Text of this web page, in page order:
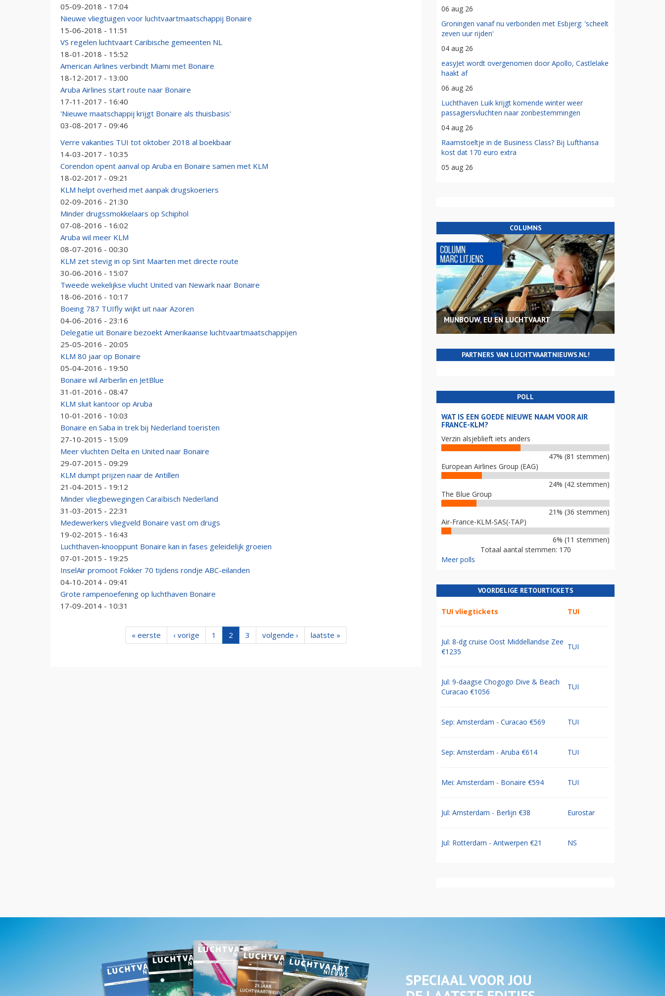
05-09-2018 - 17:04
Nieuwe vliegtuigen voor luchtvaartmaatschappij Bonaire
15-06-2018 - 11:51
VS regelen luchtvaart Caribische gemeenten NL
18-01-2018 - 15:52
American Airlines verbindt Miami met Bonaire
18-12-2017 - 13:00
Aruba Airlines start route naar Bonaire
17-11-2017 - 16:40
'Nieuwe maatschappij krijgt Bonaire als thuisbasis'
03-08-2017 - 09:46
Verre vakanties TUI tot oktober 2018 al boekbaar
14-03-2017 - 10:35
Corendon opent aanval op Aruba en Bonaire samen met KLM
18-02-2017 - 09:21
KLM helpt overheid met aanpak drugskoeriers
02-09-2016 - 21:30
Minder drugssmokkelaars op Schiphol
07-08-2016 - 16:02
Aruba wil meer KLM
08-07-2016 - 00:30
KLM zet stevig in op Sint Maarten met directe route
30-06-2016 - 15:07
Tweede wekelijkse vlucht United van Newark naar Bonaire
18-06-2016 - 10:17
Boeing 787 TUIfly wijkt uit naar Azoren
04-06-2016 - 23:16
Delegatie uit Bonaire bezoekt Amerikaanse luchtvaartmaatschappijen
25-05-2016 - 20:05
KLM 80 jaar op Bonaire
05-04-2016 - 19:50
Bonaire wil Airberlin en JetBlue
31-01-2016 - 08:47
KLM sluit kantoor op Aruba
10-01-2016 - 10:03
Bonaire en Saba in trek bij Nederland toeristen
27-10-2015 - 15:09
Meer vluchten Delta en United naar Bonaire
29-07-2015 - 09:29
KLM dumpt prijzen naar de Antillen
21-04-2015 - 19:12
Minder vliegbewegingen Caraïbisch Nederland
31-03-2015 - 22:31
Medewerkers vliegveld Bonaire vast om drugs
19-02-2015 - 16:43
Luchthaven-knooppunt Bonaire kan in fases geleidelijk groeien
07-01-2015 - 19:25
InselAir promoot Fokker 70 tijdens rondje ABC-eilanden
04-10-2014 - 09:41
Grote rampenoefening op luchthaven Bonaire
17-09-2014 - 10:31
« eerste ‹ vorige 1 2 3 volgende › laatste »
06 aug 26
Groningen vanaf nu verbonden met Esbjerg: 'scheelt
zeven uur rijden'
04 aug 26
easyJet wordt overgenomen door Apollo, Castlelake
haakt af
06 aug 26
Luchthaven Luik krijgt komende winter weer
passagiersvluchten naar zonbestemmingen
04 aug 26
Raamstoeltje in de Business Class? Bij Lufthansa
kost dat 170 euro extra
05 aug 26
COLUMNS
MIJNBOUW, EU EN LUCHTVAART
PARTNERS VAN LUCHTVAARTNIEUWS.NL!
POLL
WAT IS EEN GOEDE NIEUWE NAAM VOOR AIR
FRANCE-KLM?
Verzin alsjeblieft iets anders
47% (81 stemmen)
European Airlines Group (EAG)
24% (42 stemmen)
The Blue Group
21% (36 stemmen)
Air-France-KLM-SAS(-TAP)
6% (11 stemmen)
Totaal aantal stemmen: 170
Meer polls
VOORDELIGE RETOURTICKETS
TUI vliegtickets TUI
Jul: 8-dg cruise Oost Middellandse Zee
€1235
TUI
Jul: 9-daagse Chogogo Dive & Beach
Curacao €1056
TUI
Sep: Amsterdam - Curacao €569 TUI
Sep: Amsterdam - Aruba €614 TUI
Mei: Amsterdam - Bonaire €594 TUI
Jul: Amsterdam - Berlijn €38 Eurostar
Jul: Rotterdam - Antwerpen €21 NS
SPECIAAL VOOR JOU